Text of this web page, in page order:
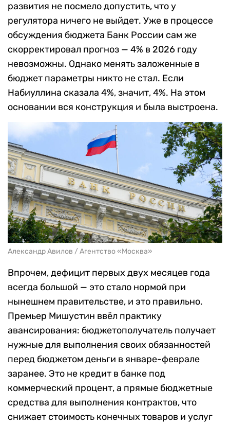
развития не посмело допустить, что у
регулятора ничего не выйдет. Уже в процессе
обсуждения бюджета Банк России сам же
скорректировал прогноз — 4% в 2026 году
невозможны. Однако менять заложенные в
бюджет параметры никто не стал. Если
Набиуллина сказала 4%, значит, 4%. На этом
основании вся конструкция и была выстроена.
Александр Авилов / Агентство «Москва»
Впрочем, дефицит первых двух месяцев года
всегда большой — это стало нормой при
нынешнем правительстве, и это правильно.
Премьер Мишустин ввёл практику
авансирования: бюджетополучатель получает
нужные для выполнения своих обязанностей
перед бюджетом деньги в январе-феврале
заранее. Это не кредит в банке под
коммерческий процент, а прямые бюджетные
средства для выполнения контрактов, что
снижает стоимость конечных товаров и услуг